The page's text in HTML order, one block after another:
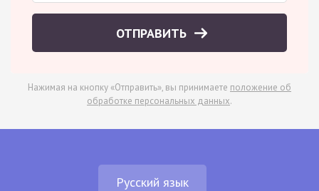
ОТПРАВИТЬ
Нажимая на кнопку «Отправить», вы принимаете положение об
обработке персональных данных.
Русский язык